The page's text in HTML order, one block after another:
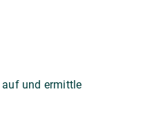
auf und ermittle